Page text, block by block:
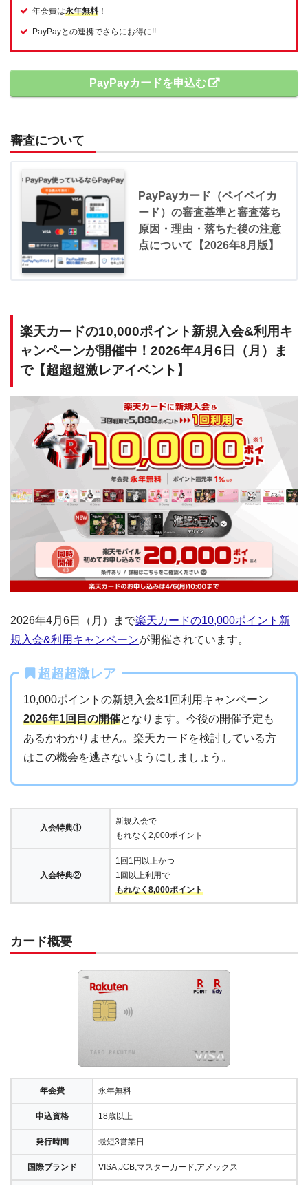
年会費は永年無料 ！
PayPayとの連携でさらにお得に!!
PayPayカードを申込む
審査について
PayPayカード（ペイペイカ
ード）の審査基準と審査落ち
原因・理由・落ちた後の注意
点について【2026年8月版】
楽天カードの10,000ポイント新規入会&利用キ
ャンペーンが開催中！2026年4月6日（月）ま
で【超超超激レアイベント】
2026年4月6日（月）まで楽天カードの10,000ポイント新
規入会&利用キャンペーンが開催されています。
超超超激レア
10,000ポイントの新規入会&1回利用キャンペーン
2026年1回目の開催となります。今後の開催予定も
あるかわかりません。楽天カードを検討している方
はこの機会を逃さないようにしましょう。
入会特典①
新規入会で
もれなく2,000ポイント
入会特典②
1回1円以上かつ
1回以上利用で
もれなく8,000ポイント
カード概要
年会費 永年無料
申込資格 18歳以上
発行時間 最短3営業日
国際ブランド VISA,JCB,マスターカード,アメックス